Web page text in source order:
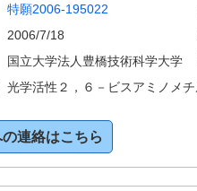
特願2006-195022
2006/7/18
国立大学法人豊橋技術科学大学
光学活性２，６－ビスアミノメ
連絡はこちら